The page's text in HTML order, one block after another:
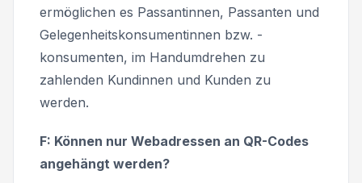
ermöglichen es Passantinnen, Passanten und
Gelegenheitskonsumentinnen bzw. -
konsumenten, im Handumdrehen zu
zahlenden Kundinnen und Kunden zu
werden.
F: Können nur Webadressen an QR-Codes
angehängt werden?